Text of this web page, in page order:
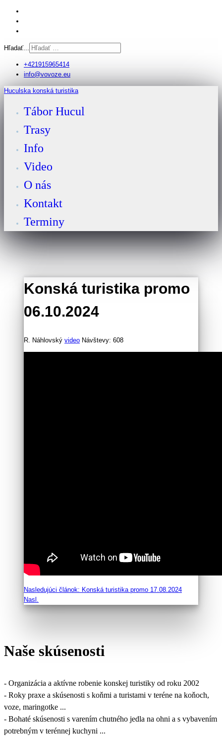
Hľadať...
+421915965414
info@vovoze.eu
Huculska konská turistika
Tábor Hucul
Trasy
Info
Video
O nás
Kontakt
Terminy
Konská turistika promo
06.10.2024
R. Náhlovský video Návštevy: 608
Nasledujúci článok: Konská turistika promo 17.08.2024
Nasl.
Naše skúsenosti
- Organizácia a aktívne robenie konskej turistiky od roku 2002
- Roky praxe a skúsenosti s koňmi a turistami v teréne na koňoch,
voze, maringotke ...
- Bohaté skúsenosti s varením chutného jedla na ohni a s vybavením
potrebným v terénnej kuchyni ...